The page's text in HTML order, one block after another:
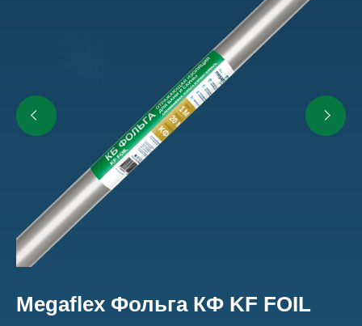
Megaflex Фольга КФ KF FOIL